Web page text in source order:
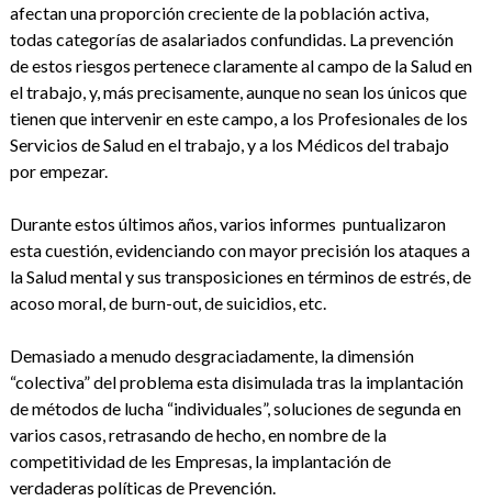
afectan una proporción creciente de la población activa,
todas categorías de asalariados confundidas. La prevención
de estos riesgos pertenece claramente al campo de la Salud en
el trabajo, y, más precisamente, aunque no sean los únicos que
tienen que intervenir en este campo, a los Profesionales de los
Servicios de Salud en el trabajo, y a los Médicos del trabajo
por empezar.
Durante estos últimos años, varios informes puntualizaron
esta cuestión, evidenciando con mayor precisión los ataques a
la Salud mental y sus transposiciones en términos de estrés, de
acoso moral, de burn-out, de suicidios, etc.
Demasiado a menudo desgraciadamente, la dimensión
“colectiva” del problema esta disimulada tras la implantación
de métodos de lucha “individuales”, soluciones de segunda en
varios casos, retrasando de hecho, en nombre de la
competitividad de les Empresas, la implantación de
verdaderas políticas de Prevención.